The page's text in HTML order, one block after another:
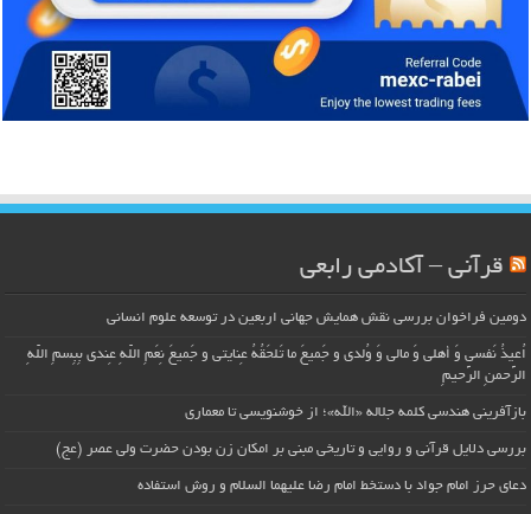
قرآنی – آکادمی رابعی
دومین فراخوان بررسی نقش همایش جهانی اربعین در توسعه علوم انسانی
اُعیذُ نَفسی وَ أهلی وَ مالی وَ وُلدی و جَمیعَ ما تَلحَقُهُ عِنایتی و جَمیعَ نِعَمِ اللّهِ عِندی بِبِسمِ اللّهِ
الرَّحمنِ الرَّحیمِ
بازآفرینی هندسی کلمه جلاله «الله»؛ از خوشنویسی تا معماری
بررسی دلایل قرآنی و روایی و تاریخی مبنی بر امکان زن بودن حضرت ولی عصر (عج)
دعای حرز امام جواد با دستخط امام رضا علیهما السلام و روش استفاده